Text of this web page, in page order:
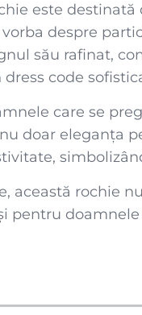
este
vorba despre
său rafinat,
code
care se
doar eleganța
această rochie
pentru